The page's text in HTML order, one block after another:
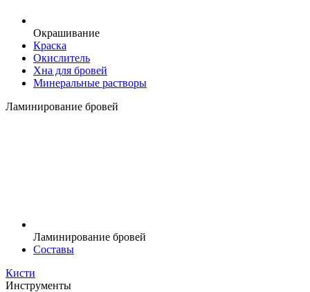
Окрашивание
Краска
Окислитель
Хна для бровей
Минеральные растворы
Ламинирование бровей
Ламинирование бровей
Составы
Кисти
Инструменты